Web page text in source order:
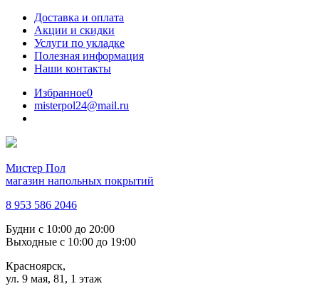
Доставка и оплата
Акции и скидки
Услуги по укладке
Полезная информация
Наши контакты
Избранное0
misterpol24@mail.ru
Мистер Пол
магазин напольных покрытий
8 953 586 2046
Будни с 10:00 до 20:00
Выходные с 10:00 до 19:00
Красноярск,
ул. 9 мая, 81, 1 этаж